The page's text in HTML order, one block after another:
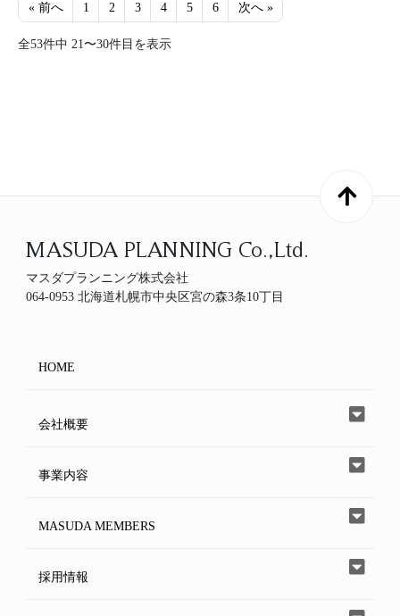
« 前へ 1 2 3 4 5 6 次へ »
全53件中 21〜30件目を表示
MASUDA PLANNING Co.,Ltd.
マスダプランニング株式会社
064-0953 北海道札幌市中央区宮の森3条10丁目
HOME
会社概要
事業内容
MASUDA MEMBERS
採用情報